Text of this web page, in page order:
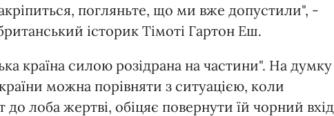
погляньте, що ми вже допустили", -
історик Тімоті Гартон Еш.
країна силою розідрана на частини". На думку
можна порівняти з ситуацією, коли
лоба жертві, обіцяє повернути їй чорний вхід